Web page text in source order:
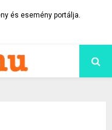
és esemény portálja.